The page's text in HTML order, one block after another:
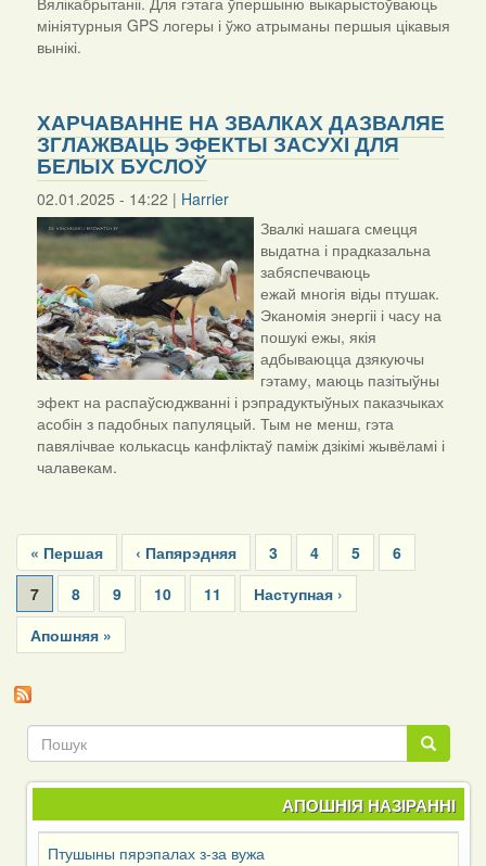
мініятурныя GPS логеры і ўжо атрыманы першыя цікавыя
вынікі.
ХАРЧАВАННЕ НА ЗВАЛКАХ ДАЗВАЛЯЕ
ЗГЛАЖВАЦЬ ЭФЕКТЫ ЗАСУХІ ДЛЯ
БЕЛЫХ БУСЛОЎ
02.01.2025 - 14:22 | Harrier
Звалкі нашага смецця
выдатна і прадказальна
забяспечваюць
ежай многія віды птушак.
Эканомія энергіі і часу на
пошукі ежы, якія
адбываюцца дзякуючы
гэтаму, маюць пазітыўны
эфект на распаўсюджванні і рэпрадуктыўных паказчыках
асобін з падобных папуляцый. Тым не менш, гэта
павялічвае колькасць канфліктаў паміж дзікімі жывёламі і
чалавекам.
Pagination
First
page
« Першая
Previous
page
‹ Папярэдняя Page
3 Page
4 Page
5 Page
6
Current
page
7 Page
8 Page
9 Page
10 Page
11
Next
page
Наступная ›
Last
page
Апошняя »
Пошук
Пошук
АПОШНІЯ НАЗІРАННІ
Птушыны пярэпалах з-за вужа